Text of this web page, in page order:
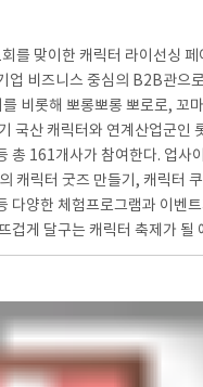
를 맞이한 캐릭터 라이선싱 페
업 비즈니스 중심의 B2B관으
비롯해 뽀롱뽀롱 뽀로로, 꼬
국산 캐릭터와 연계산업군인
총 161개사가 참여한다. 업사
캐릭터 굿즈 만들기, 캐릭터
다양한 체험프로그램과 이벤
겁게 달구는 캐릭터 축제가 될